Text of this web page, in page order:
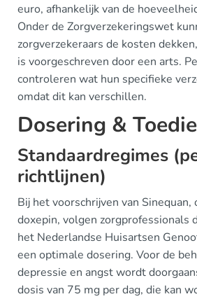
euro, afhankelijk van de
Onder de Zorgverzekeringswet
zorgverzekeraars de kosten
is voorgeschreven door een arts.
controleren wat hun specifieke
omdat dit kan verschillen.
Dosering &
Standaardregimes
richtlijnen)
Bij het voorschrijven van Sinequan,
doxepin, volgen zorgprofessionals
het Nederlandse Huisartsen
een optimale dosering. Voor de
depressie en angst wordt
dosis van 75 mg per dag, die kan